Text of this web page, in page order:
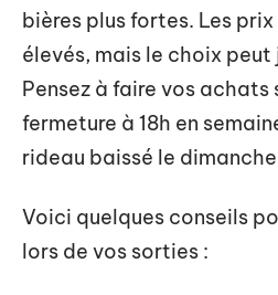
bières plus fortes. Les
élevés, mais le choix
Pensez à faire vos
fermeture à 18h en
rideau baissé le
Voici quelques conseils
lors de vos sorties :